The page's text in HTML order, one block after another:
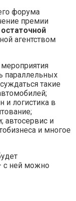
форума
премии
агентством
параллельных
такие
и логистика в
автосервис и
и многое
с ней можно